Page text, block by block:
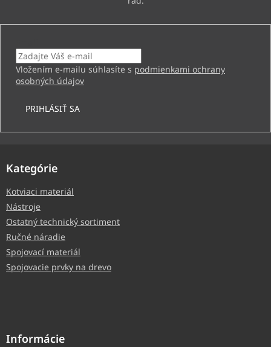
Vložením e-mailu súhlasíte s podmienkami ochrany
osobných údajov
PRIHLÁSIŤ SA
Kategórie
Kotviaci materiál
Nástroje
Ostatný technický sortiment
Ručné náradie
Spojovací materiál
Spojovacie prvky na drevo
Informácie